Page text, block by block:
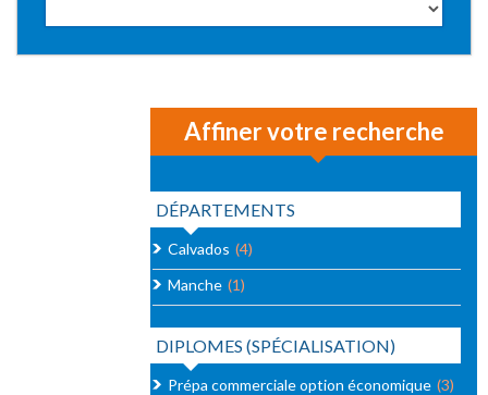
Affiner votre recherche
DÉPARTEMENTS
Calvados (4)
Manche (1)
DIPLOMES (SPÉCIALISATION)
Prépa commerciale option économique (3)